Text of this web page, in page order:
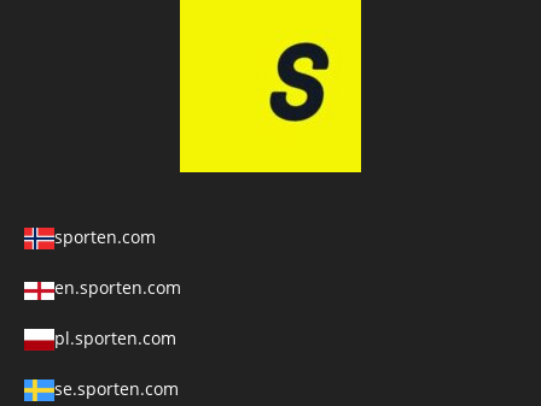
sporten.com
en.sporten.com
pl.sporten.com
se.sporten.com